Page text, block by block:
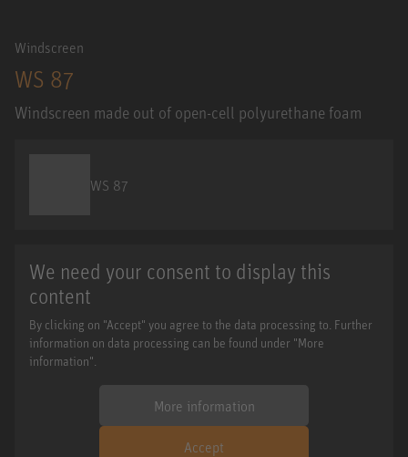
Windscreen
WS 87
Windscreen made out of open-cell polyurethane foam
WS 87
We need your consent to display this
content
By clicking on "Accept" you agree to the data processing to. Further
information on data processing can be found under "More
information".
More information
Accept